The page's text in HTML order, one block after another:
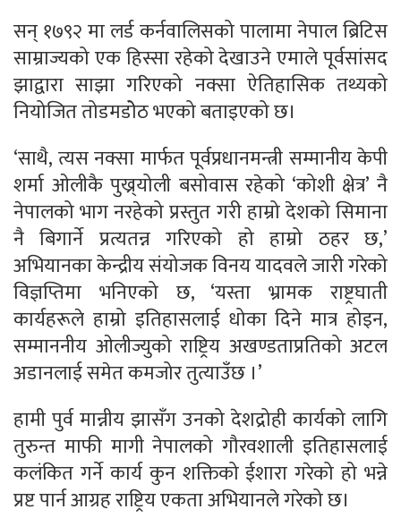
सन् १७९२ मा लर्ड कर्नवालिसको पालामा नेपाल ब्रिटिस
साम्राज्यको एक हिस्सा रहेको देखाउने एमाले पूर्वसांसद
झाद्वारा साझा गरिएको नक्सा ऐतिहासिक तथ्यको
नियोजित तोडमडोेठ भएको बताइएको छ।
‘साथै, त्यस नक्सा मार्फत पूर्वप्रधानमन्त्री सम्मानीय केपी
शर्मा ओलीकै पुख्र्योली बसोवास रहेको ‘कोशी क्षेत्र’ नै
नेपालको भाग नरहेको प्रस्तुत गरी हाम्रो देशको सिमाना
नै बिगार्ने प्रत्यतन्न गरिएको हो हाम्रो ठहर छ,’
अभियानका केन्द्रीय संयोजक विनय यादवले जारी गरेको
विज्ञप्तिमा भनिएको छ, ‘यस्ता भ्रामक राष्ट्रघाती
कार्यहरूले हाम्रो इतिहासलाई धोका दिने मात्र होइन,
सम्माननीय ओलीज्युको राष्ट्रिय अखण्डताप्रतिको अटल
अडानलाई समेत कमजोर तुत्याउँछ ।’
हामी पुर्व मान्नीय झासँग उनको देशद्रोही कार्यको लागि
तुरुन्त माफी मागी नेपालको गौरवशाली इतिहासलाई
कलंकित गर्ने कार्य कुन शक्तिको ईशारा गरेको हो भन्ने
प्रष्ट पार्न आग्रह राष्ट्रिय एकता अभियानले गरेको छ।